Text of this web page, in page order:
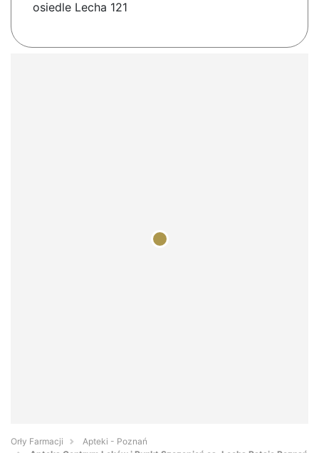
osiedle Lecha 121
Orły Farmacji
Apteki - Poznań